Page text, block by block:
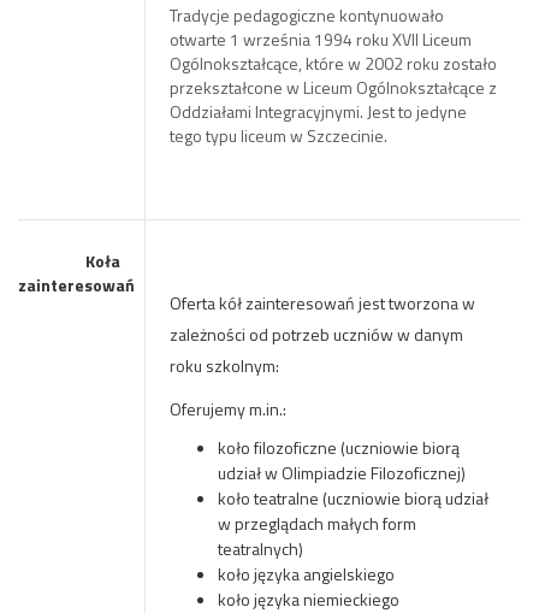
Tradycje pedagogiczne kontynuowało
otwarte 1 września 1994 roku XVII Liceum
Ogólnokształcące, które w 2002 roku zostało
przekształcone w Liceum Ogólnokształcące z
Oddziałami Integracyjnymi. Jest to jedyne
tego typu liceum w Szczecinie.
Koła
zainteresowań
Oferta kół zainteresowań jest tworzona w
zależności od potrzeb uczniów w danym
roku szkolnym:
Oferujemy m.in.:
koło filozoficzne (uczniowie biorą
udział w Olimpiadzie Filozoficznej)
koło teatralne (uczniowie biorą udział
w przeglądach małych form
teatralnych)
koło języka angielskiego
koło języka niemieckiego